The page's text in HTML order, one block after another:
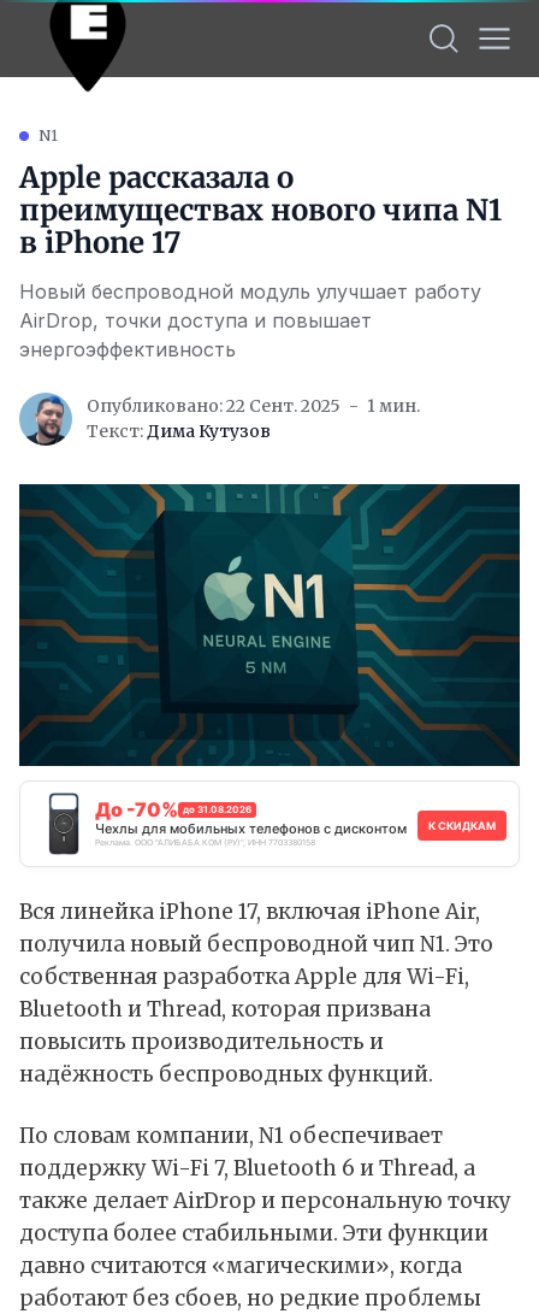
N1
Apple рассказала о
преимуществах нового чипа N1
в iPhone 17
Новый беспроводной модуль улучшает работу
AirDrop, точки доступа и повышает
энергоэффективность
Опубликовано: 22 Сент. 2025
1 мин.
Текст:Дима Кутузов
До -70% до 31.08.2026
Чехлы для мобильных телефонов с дисконтом
Реклама. ООО "АЛИБАБА.КОМ (РУ)", ИНН 7703380158
К СКИДКАМ
Вся линейка iPhone 17, включая iPhone Air,
получила новый беспроводной чип N1. Это
собственная разработка Apple для Wi-Fi,
Bluetooth и Thread, которая призвана
повысить производительность и
надёжность беспроводных функций.
По словам компании, N1 обеспечивает
поддержку Wi-Fi 7, Bluetooth 6 и Thread, а
также делает AirDrop и персональную точку
доступа более стабильными. Эти функции
давно считаются «магическими», когда
работают без сбоев, но редкие проблемы